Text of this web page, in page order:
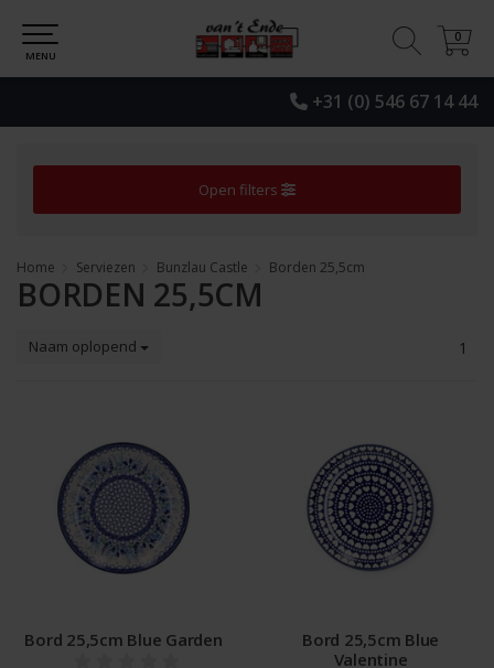
+31 (0) 546 67 14 44
0
0
MENU
Open filters
Home Serviezen Bunzlau Castle Borden 25,5cm
BORDEN 25,5CM
Naam oplopend 1
Bord 25,5cm Blue Garden
Bord 25,5cm Blue
Valentine